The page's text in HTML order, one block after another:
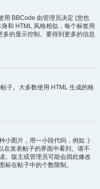
用 BBCode 由管理员决定 (您也
和 HTML 风格相似，每个标签用
多的显示控制。要得到更多的信息
子。大多数使用 HTML 生成的格
小图片，用一小段代码，例如 :)
在发表帖子的界面中看到。请不
。版主或管理员可能会因此修改
标在帖子中的个数限制。